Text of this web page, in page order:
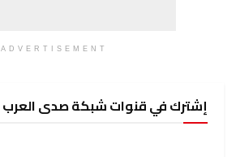
ADVERTISEMENT
إشترك في قنوات شبكة صدى العرب